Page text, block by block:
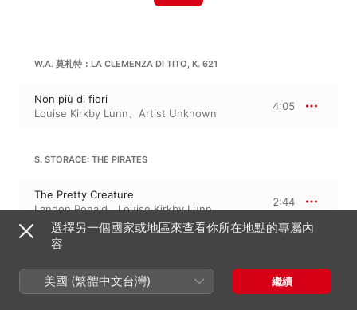
W.A. 莫札特：LA CLEMENZA DI TITO, K. 621
Non più di fiori
Louise Kirkby Lunn
Artist Unknown
4:05
S. STORACE: THE PIRATES
The Pretty Creature
Landon Ronald、Louise Kirkby Lunn
2:44
O Righteous God (Sung in English)
4:49
選擇另一個國家或地區來查看你所在地點的專屬內
容
美國 (繁體中文台灣) 繼續